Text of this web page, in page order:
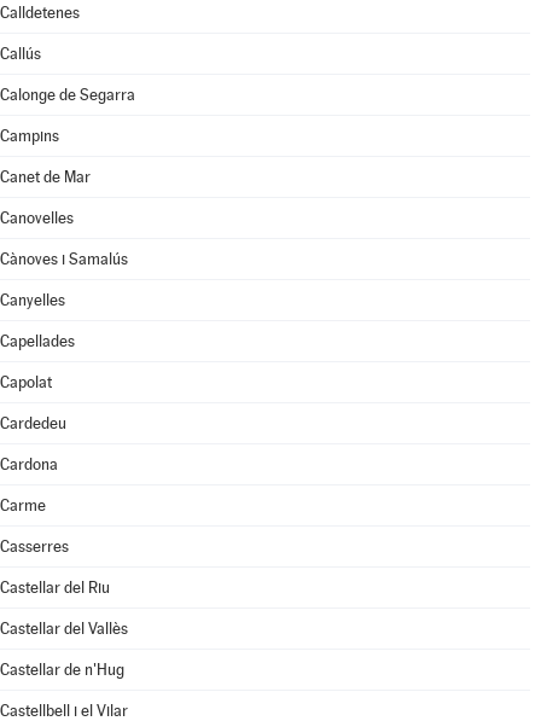
Calldetenes
Callús
Calonge de Segarra
Campins
Canet de Mar
Canovelles
Cànoves i Samalús
Canyelles
Capellades
Capolat
Cardedeu
Cardona
Carme
Casserres
Castellar del Riu
Castellar del Vallès
Castellar de n'Hug
Castellbell i el Vilar